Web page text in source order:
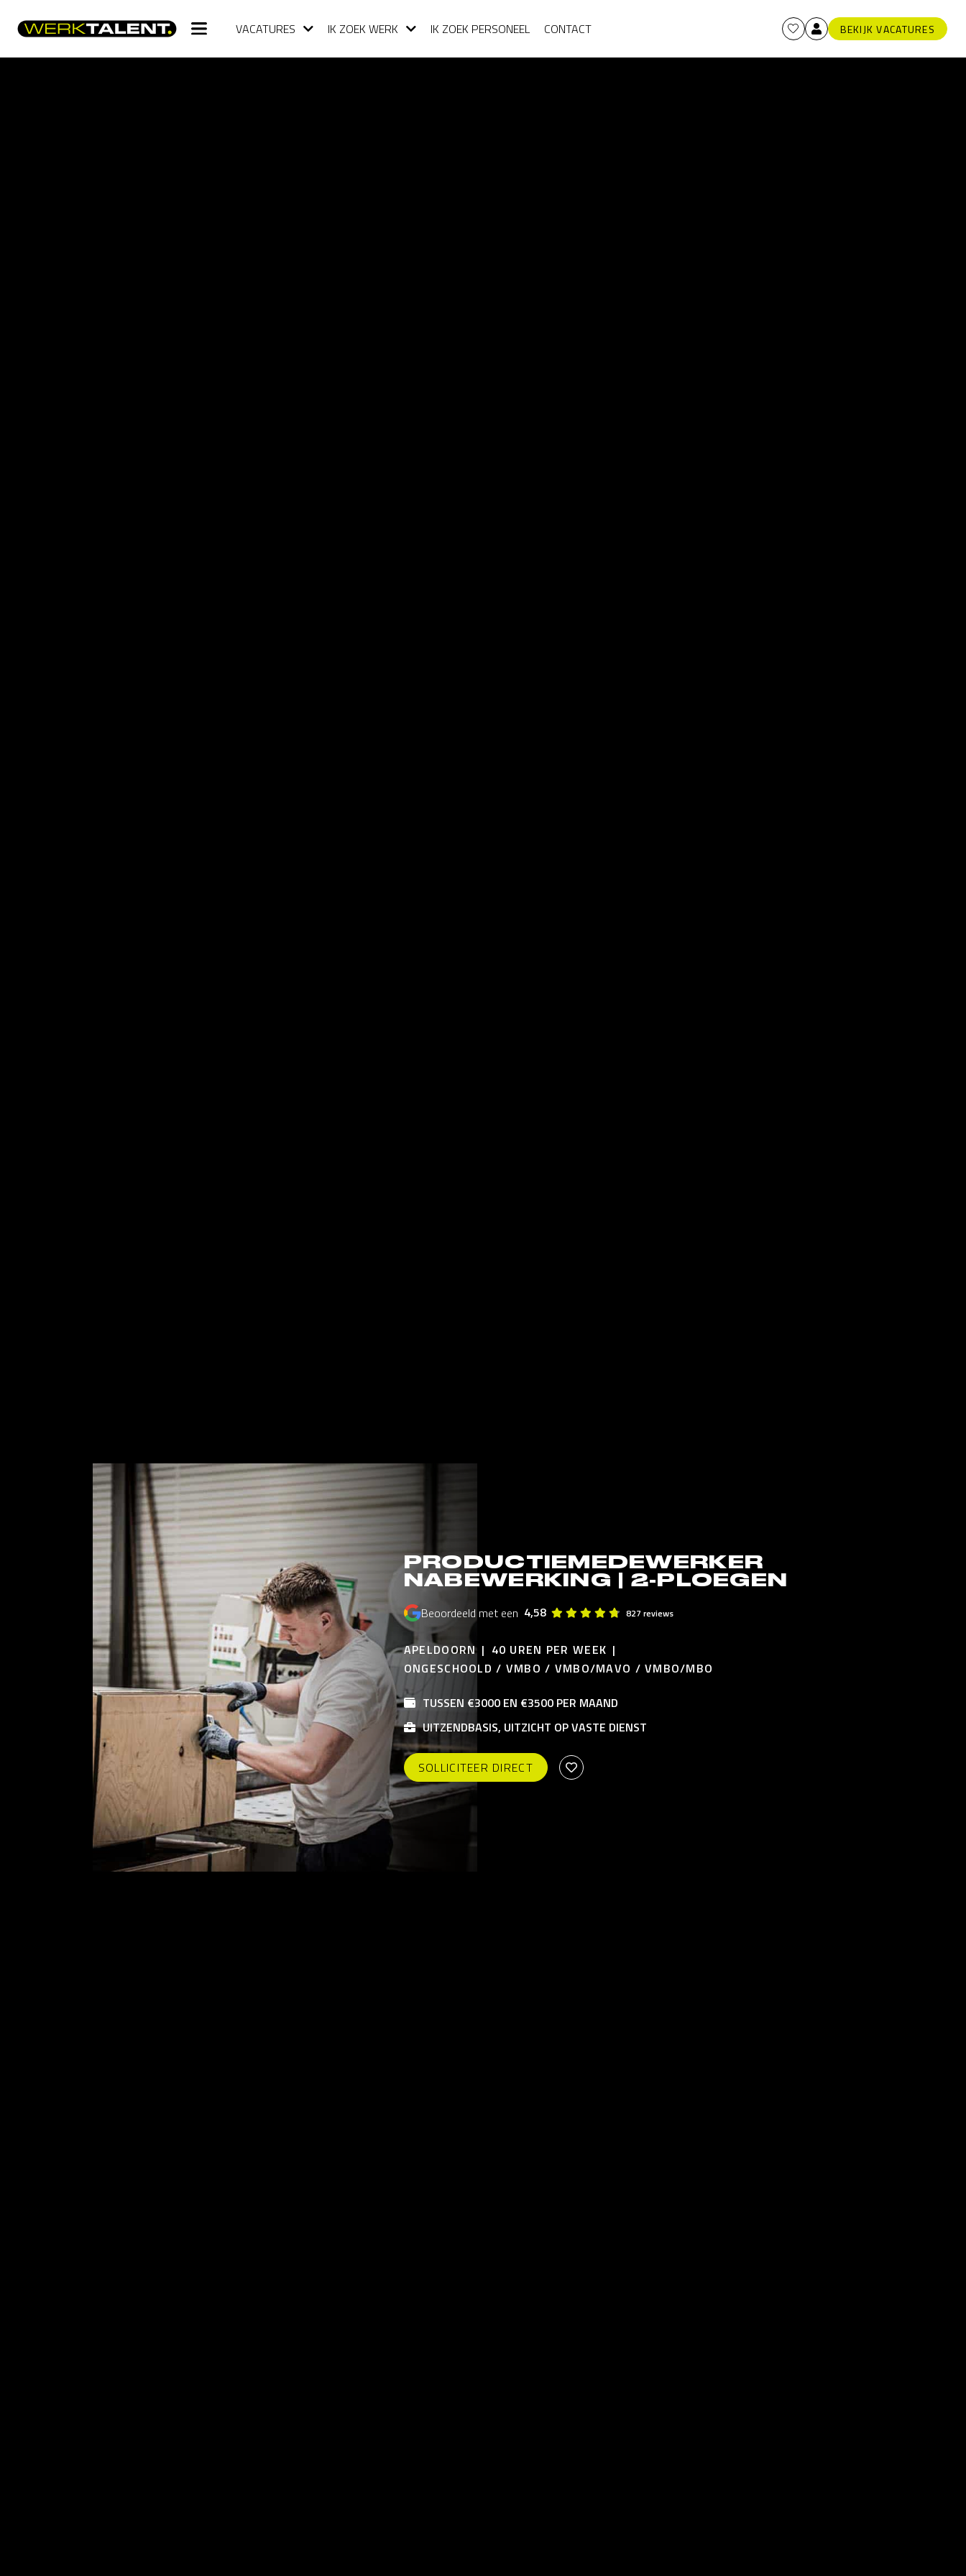
VACATURES IK ZOEK WERK IK ZOEK PERSONEEL CONTACT BEKIJK VACATURES
PRODUCTIEMEDEWERKER
NABEWERKING | 2-PLOEGEN
Beoordeeld met een 4,58 827 reviews
APELDOORN
40 UREN PER WEEK
ONGESCHOOLD / VMBO / VMBO/MAVO / VMBO/MBO
TUSSEN €3000 EN €3500 PER MAAND
UITZENDBASIS, UITZICHT OP VASTE DIENST
SOLLICITEER DIRECT